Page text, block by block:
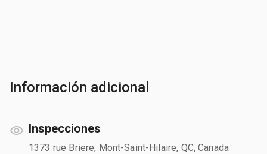
Información adicional
Inspecciones
1373 rue Briere, Mont-Saint-Hilaire, QC, Canada